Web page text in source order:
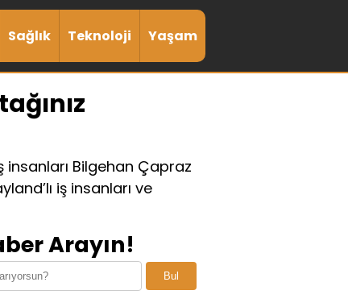
Sağlık Teknoloji Yaşam
insanları Bilgehan Çapraz
iş insanları ve
Arayın!
Bul